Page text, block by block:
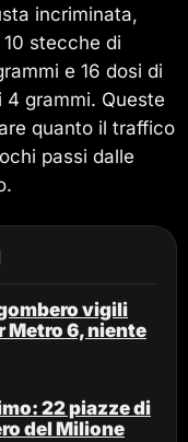
incriminata,
stecche di
e 16 dosi di
grammi. Queste
quanto il traffico
passi dalle
vigili
Metro 6, niente
22 piazze di
del Milione